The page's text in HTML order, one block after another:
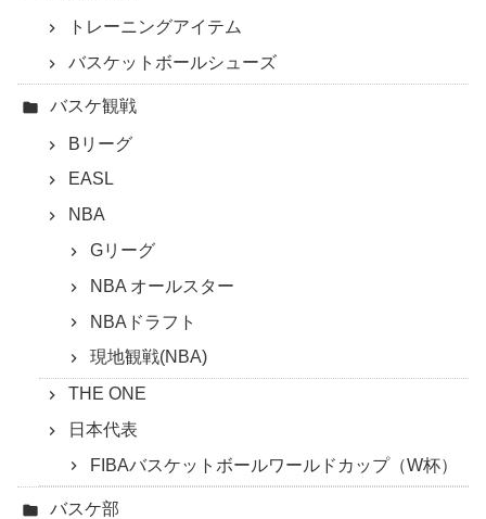
トレーニングアイテム
バスケットボールシューズ
バスケ観戦
Bリーグ
EASL
NBA
Gリーグ
NBA オールスター
NBAドラフト
現地観戦(NBA)
THE ONE
日本代表
FIBAバスケットボールワールドカップ（W杯）
バスケ部